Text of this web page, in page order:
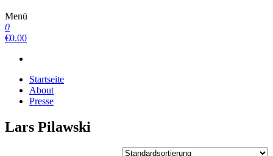
Menü
0
€0.00
Startseite
About
Presse
Lars Pilawski